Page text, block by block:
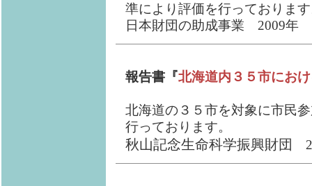
準により評価を行っておりま
日本財団の助成事業 2009年
報告書『北海道内３５市にお
北海道の３５市を対象に市民
行っております。
秋山記念生命科学振興財団